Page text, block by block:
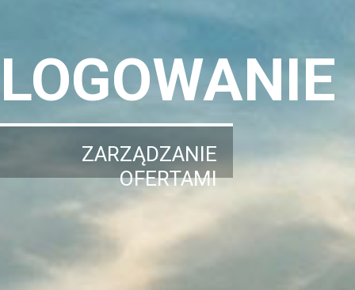
LOGOWANIE
ZARZĄDZANIE
OFERTAMI